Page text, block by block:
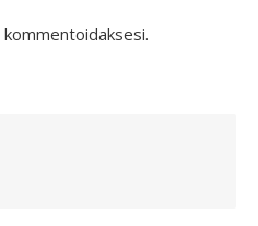
kommentoidaksesi.